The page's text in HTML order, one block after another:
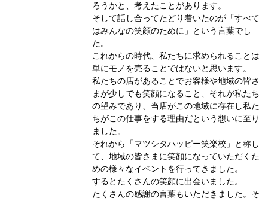
ろうかと、考えたことがあります。
そして話し合ってたどり着いたのが「すべて
はみんなの笑顔のために」という言葉でし
た。
これからの時代、私たちに求められることは
単にモノを売ることではないと思います。
私たちの店があることでお客様や地域の皆さ
まが少しでも笑顔になること、それが私たち
の望みであり、当店がこの地域に存在し私た
ちがこの仕事をする理由だという想いに至り
ました。
それから「マツシタハッピー笑楽校」と称し
て、地域の皆さまに笑顔になっていただくた
めの様々なイベントを行ってきました。
するとたくさんの笑顔に出会いました。
たくさんの感謝の言葉もいただきました。そ